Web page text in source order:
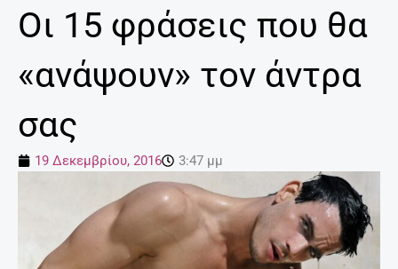
Οι 15 φράσεις που θα
«ανάψουν» τον άντρα
σας
19 Δεκεμβρίου, 2016 3:47 μμ